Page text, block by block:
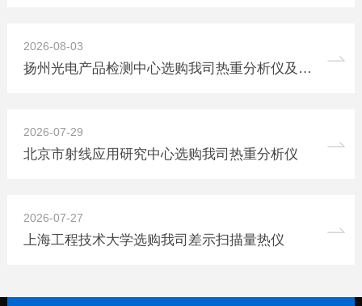
2026-08-03
扬州光电产品检测中心选购我司热重分析仪及炭黑含量测试仪
2026-07-29
北京市射线应用研究中心选购我司热重分析仪
2026-07-27
上海工程技术大学选购我司差示扫描量热仪